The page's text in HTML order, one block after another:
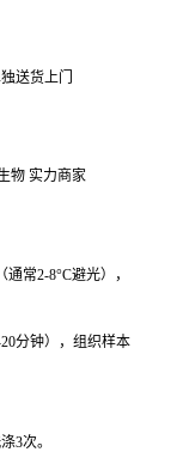
送货上门
物 实力商家
常2-8°C避光），
分钟），组织样本
3次。